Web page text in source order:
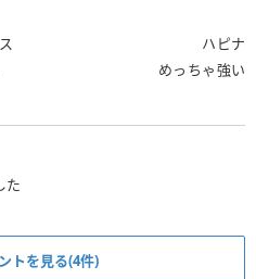
ンとハピナス ハピナ
マックス めっちゃ強い
た
トを見る(4件)